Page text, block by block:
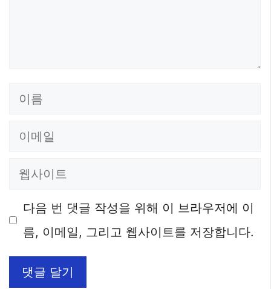
이
이
웹
이
다음 번 댓글 작성을 위해 이 브라우저에 이
름, 이메일, 그리고 웹사이트를 저장합니다.